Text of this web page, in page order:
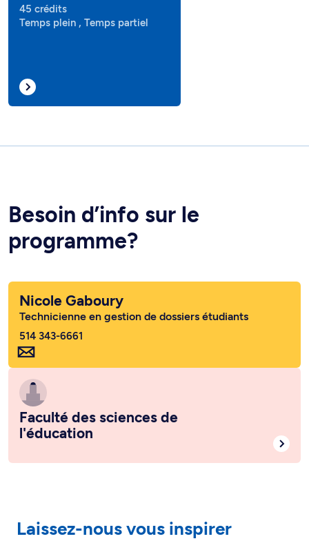
45 crédits
Temps plein , Temps partiel
Besoin d’info sur le
programme?
Nicole Gaboury
Technicienne en gestion de dossiers étudiants
514 343-6661
Faculté des sciences de
l'éducation
Laissez-nous vous inspirer